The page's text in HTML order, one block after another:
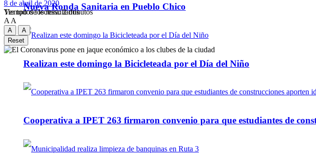
Nueva Ronda Sanitaria en Pueblo Chico
Realizan este domingo la Bicicleteada por el Día del Niño
Cooperativa a IPET 263 firmaron convenio para que estudiantes de
Ver todos los ressultados
8 de abril de 2020
Tiempo de lectura: 2 minutos
A A
A
A
Reset